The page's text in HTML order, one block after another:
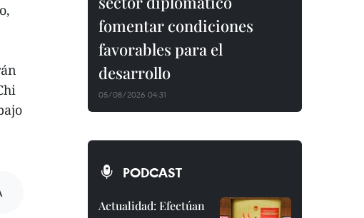
fomentar condiciones
favorables para el
desarrollo
05/08/2026 04:31
PODCAST
Actualidad: Efectúan